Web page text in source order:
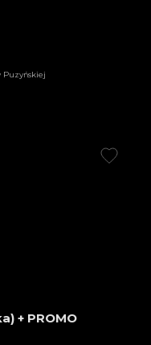
Puzyńskiej
+ PROMO